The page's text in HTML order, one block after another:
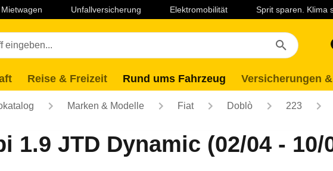
Mietwagen Unfallversicherung Elektromobilität Sprit sparen. Klima
Reise & Freizeit Rund ums Fahrzeug Versicherungen
Marken & Modelle Fiat Doblò 223
1.9 JTD Dynamic (02/04 - 10/